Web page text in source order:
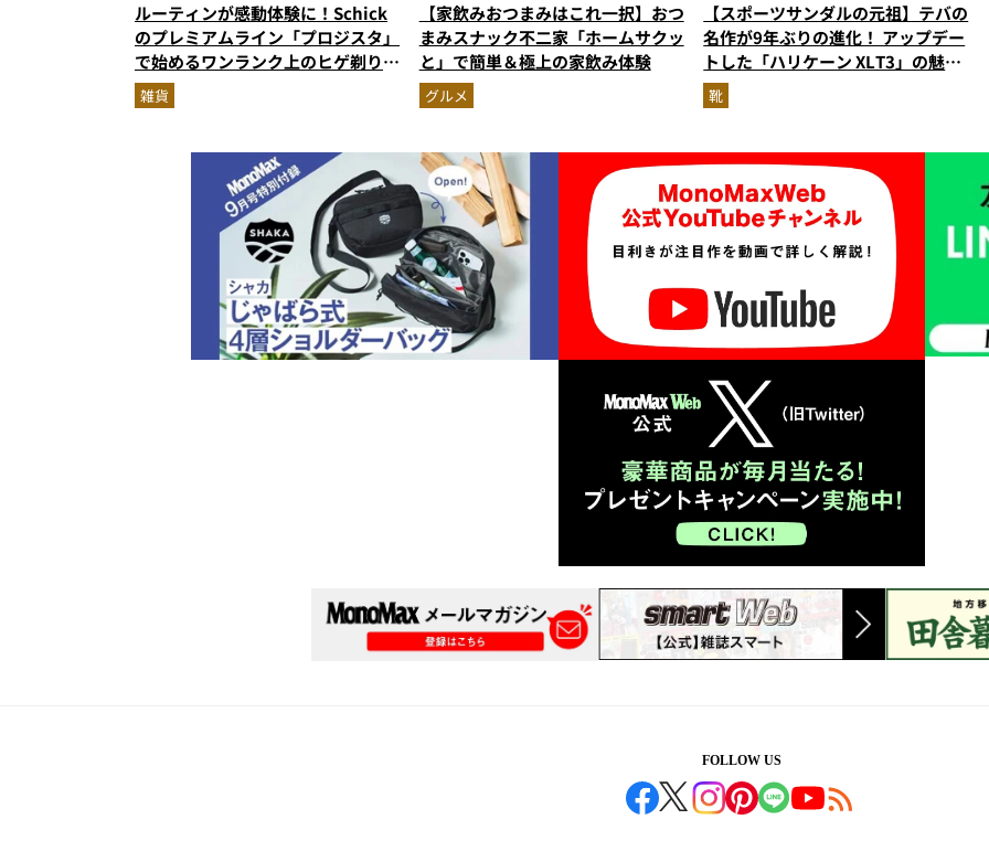
ルーティンが感動体験に！Schick
のプレミアムライン「プロジスタ」
で始めるワンランク上のヒゲ剃り習
慣
雑貨
【家飲みおつまみはこれ一択】おつ
まみスナック不二家「ホームサクッ
と」で簡単＆極上の家飲み体験
グルメ
【スポーツサンダルの元祖】テバの
名作が9年ぶりの進化！ アップデー
トした「ハリケーン XLT3」の魅力
を識者があらゆる角度から徹底解
説！
靴
FOLLOW US